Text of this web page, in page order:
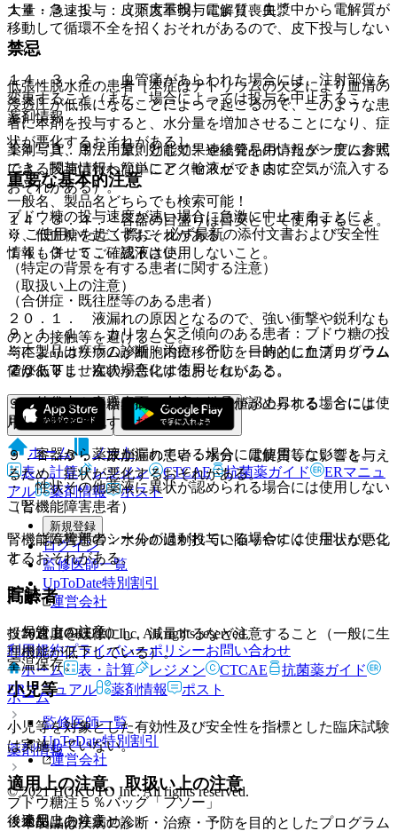
１４．３．１． 皮下大量投与により、血漿中から電解質が
移動して循環不全を招くおそれがあるので、皮下投与しない
こと。
１４．３．２． 血管痛があらわれた場合には、注射部位を
変更すること（また、場合によっては投与を中止するこ
と）。
１４．３．３． 原則として、連結管を用いたタンデム方式
による投与は行わないこと（輸液セット内に空気が流入する
おそれがある）。
１４．３．４． 容器の目盛りは目安として使用すること。
１４．３．５． 残液は使用しないこと。
（取扱い上の注意）
２０．１． 液漏れの原因となるので、強い衝撃や鋭利なも
のとの接触等を避けること。
２０．２． 次の場合には使用しないこと。
・ 外袋内や容器表面に水滴や結晶が認められる場合には使
用しないこと。
・ 容器から薬液が漏れている場合には使用しないこと。
・ 性状その他薬液に異状が認められる場合には使用しない
こと。
・ ゴム栓部のシールがはがれている場合には使用しないこ
と。
貯法
（保管上の注意）
室温保存。
ホーム
薬剤情報
ブドウ糖注５％バッグ「フソー」
後発品はありません
大量・急速投与：（頻度不明）電解質喪失。
禁忌
低張性脱水症の患者［本症はナトリウムの欠乏により血清の
浸透圧が低張になることによって起こるので、このような患
者に本剤を投与すると、水分量を増加させることになり、症
状が悪化するおそれがある］。
重要な基本的注意
ブドウ糖の投与速度が速い場合に急激に中止することによ
り、低血糖を起こすおそれがある。
（特定の背景を有する患者に関する注意）
（合併症・既往歴等のある患者）
９．１．１． カリウム欠乏傾向のある患者：ブドウ糖の投
与によりカリウムが細胞内に移行し、一時的に血清カリウム
値が低下し、症状が悪化するおそれがある。
９．１．２． 糖尿病の患者：血糖値が上昇することによ
り、症状が悪化するおそれがある。
９．１．３． 尿崩症の患者：水分、電解質等に影響を与え
るため、症状が悪化するおそれがある。
（腎機能障害患者）
腎機能障害患者：水分の過剰投与に陥りやすく、症状が悪化
するおそれがある。
高齢者
投与速度を緩徐にし、減量するなど注意すること（一般に生
理機能が低下している）。
小児等
小児等を対象とした有効性及び安全性を指標とした臨床試験
は実施していない。
適用上の注意、取扱い上の注意
（適用上の注意）
薬剤情報
薬剤写真、用法用量、効能効果や後発品の情報が一度に参照
でき、関連情報へ簡単にアクセスができます。
一般名、製品名どちらでも検索可能！
※ ご使用いただく際に、必ず最新の添付文書および安全性
情報も併せてご確認下さい。
※本製品は疾病の診断・治療・予防を目的としたプログラム
ではありません。
ホーム
ノート
表・計算
レジメン CTCAE 抗菌薬ガイド
ERマニュ
アル
薬剤情報 ポスト
新規登録
ログイン
監修医師一覧
UpToDate特別割引
運営会社
© 2021 HOKUTO Inc. All rights reserved.
利用規約プライバシーポリシーお問い合わせ
ホーム
表・計算 レジメン CTCAE
抗菌薬ガイド
ERマニュアル
薬剤情報 ポスト
監修医師一覧
UpToDate特別割引
運営会社
© 2021 HOKUTO Inc. All rights reserved.
※本製品は疾病の診断・治療・予防を目的としたプログラム